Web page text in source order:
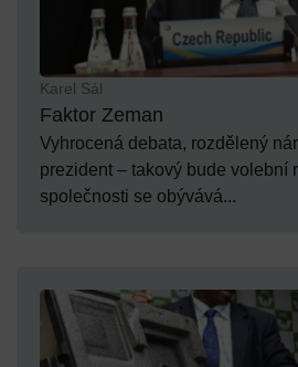
Karel Sál
Faktor Zeman
Vyhrocená debata, rozdělený
prezident – takový bude volební
společnosti se obývává...